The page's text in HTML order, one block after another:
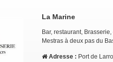
La Marine
Bar, restaurant,
Mestras à deux pas du
Adresse : Port de